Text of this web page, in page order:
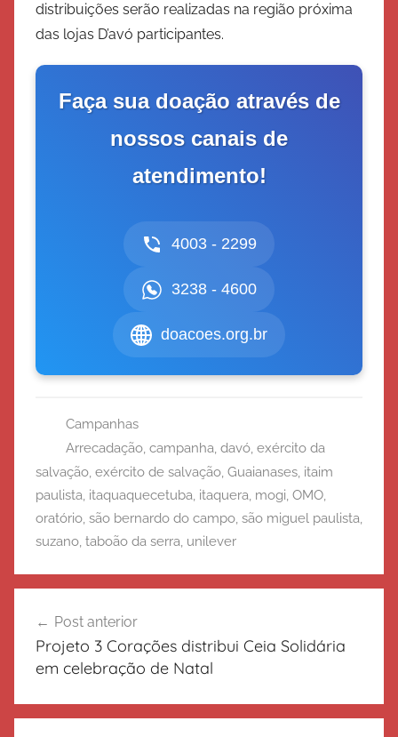
distribuições serão realizadas na região próxima
das lojas D’avó participantes.
Faça sua doação através de
nossos canais de
atendimento!
4003 - 2299
3238 - 4600
doacoes.org.br
Campanhas
Arrecadação, campanha, davó, exército da
salvação, exército de salvação, Guaianases, itaim
paulista, itaquaquecetuba, itaquera, mogi, OMO,
oratório, são bernardo do campo, são miguel paulista,
suzano, taboão da serra, unilever
de
Post
Post anterior
Projeto 3 Corações distribui Ceia Solidária
em celebração de Natal